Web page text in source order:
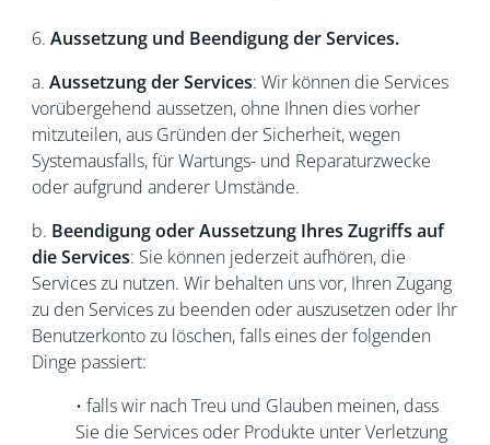
6. Aussetzung und Beendigung der Services.
a. Aussetzung der Services: Wir können die Services
vorübergehend aussetzen, ohne Ihnen dies vorher
mitzuteilen, aus Gründen der Sicherheit, wegen
Systemausfalls, für Wartungs- und Reparaturzwecke
oder aufgrund anderer Umstände.
b. Beendigung oder Aussetzung Ihres Zugriffs auf
die Services: Sie können jederzeit aufhören, die
Services zu nutzen. Wir behalten uns vor, Ihren Zugang
zu den Services zu beenden oder auszusetzen oder Ihr
Benutzerkonto zu löschen, falls eines der folgenden
Dinge passiert:
• falls wir nach Treu und Glauben meinen, dass
Sie die Services oder Produkte unter Verletzung